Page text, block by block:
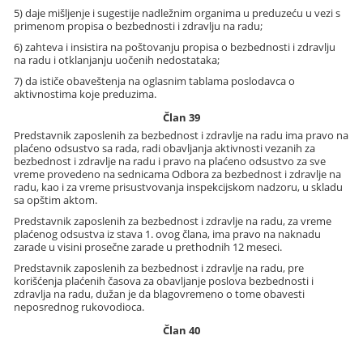
5) daje mišljenje i sugestije nadležnim organima u preduzeću u vezi s
primenom propisa o bezbednosti i zdravlju na radu;
6) zahteva i insistira na poštovanju propisa o bezbednosti i zdravlju
na radu i otklanjanju uočenih nedostataka;
7) da ističe obaveštenja na oglasnim tablama poslodavca o
aktivnostima koje preduzima.
Član 39
Predstavnik zaposlenih za bezbednost i zdravlje na radu ima pravo na
plaćeno odsustvo sa rada, radi obavljanja aktivnosti vezanih za
bezbednost i zdravlje na radu i pravo na plaćeno odsustvo za sve
vreme provedeno na sednicama Odbora za bezbednost i zdravlje na
radu, kao i za vreme prisustvovanja inspekcijskom nadzoru, u skladu
sa opštim aktom.
Predstavnik zaposlenih za bezbednost i zdravlje na radu, za vreme
plaćenog odsustva iz stava 1. ovog člana, ima pravo na naknadu
zarade u visini prosečne zarade u prethodnih 12 meseci.
Predstavnik zaposlenih za bezbednost i zdravlje na radu, pre
korišćenja plaćenih časova za obavljanje poslova bezbednosti i
zdravlja na radu, dužan je da blagovremeno o tome obavesti
neposrednog rukovodioca.
Član 40